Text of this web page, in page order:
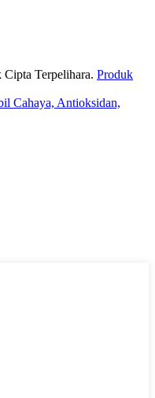
Terpelihara. Produk
Cahaya, Antioksidan,